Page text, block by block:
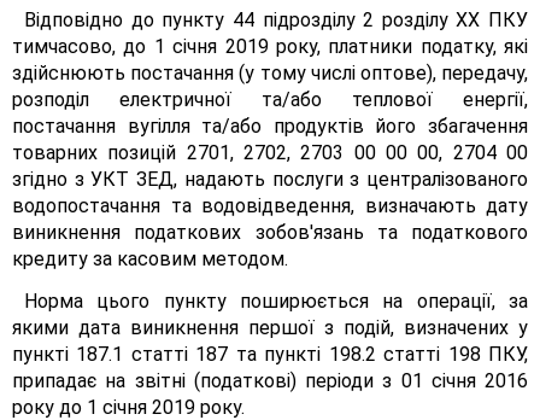
Відповідно до пункту 44 підрозділу 2 розділу XX ПКУ
тимчасово, до 1 січня 2019 року, платники податку, які
здійснюють постачання (у тому числі оптове), передачу,
розподіл електричної та/або теплової енергії,
постачання вугілля та/або продуктів його збагачення
товарних позицій 2701, 2702, 2703 00 00 00, 2704 00
згідно з УКТ ЗЕД, надають послуги з централізованого
водопостачання та водовідведення, визначають дату
виникнення податкових зобов'язань та податкового
кредиту за касовим методом.
Норма цього пункту поширюється на операції, за
якими дата виникнення першої з подій, визначених у
пункті 187.1 статті 187 та пункті 198.2 статті 198 ПКУ,
припадає на звітні (податкові) періоди з 01 січня 2016
року до 1 січня 2019 року.